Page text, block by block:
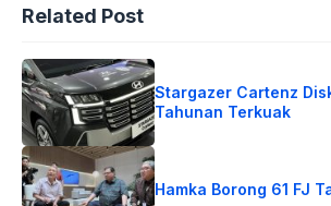
Related Post
Stargazer Cartenz
Tahunan Terkuak
Hamka Borong 61 FJ